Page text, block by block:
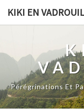
KIKI EN
Pérégrinations Et